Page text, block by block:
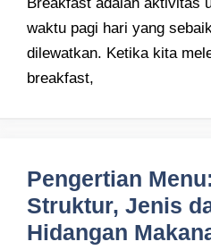
waktu pagi hari yang
dilewatkan. Ketika kita
breakfast,
Pengertian
Struktur, Jenis
Hidangan